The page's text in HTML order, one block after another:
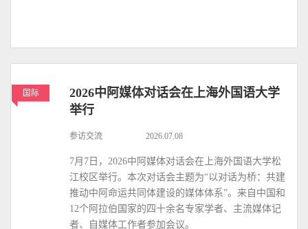
国际
2026中阿媒体对话会在上海外国语大学
举行
参访交流 2026.07.08
7月7日，2026中阿媒体对话会在上海外国语大学松
江校区举行。本次对话会主题为“以对话为桥：共建
推动中阿命运共同体建设的媒体体系”。来自中国和
12个阿拉伯国家的四十余名专家学者、主流媒体记
者、自媒体工作者参加会议。